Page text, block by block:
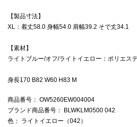
【製品寸法】
XL：着丈58.0 身幅54.0 肩幅39.2 そで丈34.1
【素材】
ライトブルー/オフ/ライトイエロー：ポリエス
身長170 B82 W60 H83 M
商品番号 ： OW5260EW004004
ブランド商品番号 ： BLWKLM0500 042
色 ： ライトイエロー（042）